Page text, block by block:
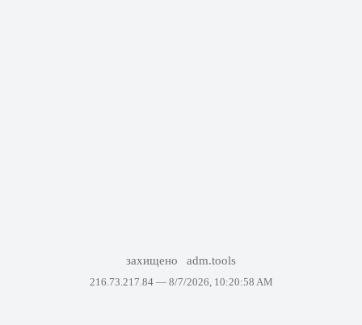
захищено adm.tools
216.73.217.84 — 8/7/2026, 10:20:58 AM